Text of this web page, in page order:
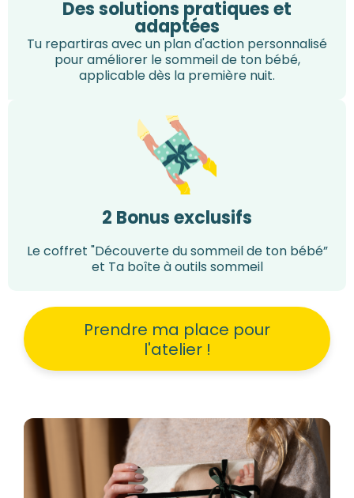
Des solutions pratiques et
adaptées
Tu repartiras avec un plan d'action personnalisé
pour améliorer le sommeil de ton bébé,
applicable dès la première nuit.
2 Bonus exclusifs
Le coffret "Découverte du sommeil de ton bébé”
et Ta boîte à outils sommeil
Prendre ma place pour
l'atelier !